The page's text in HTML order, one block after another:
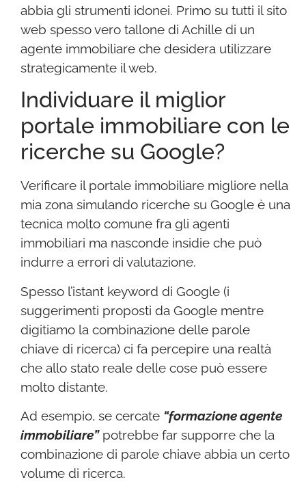
abbia gli strumenti idonei. Primo su tutti il sito
web spesso vero tallone di Achille di un
agente immobiliare che desidera utilizzare
strategicamente il web.
Individuare il miglior
portale immobiliare con le
ricerche su Google?
Verificare il portale immobiliare migliore nella
mia zona simulando ricerche su Google è una
tecnica molto comune fra gli agenti
immobiliari ma nasconde insidie che può
indurre a errori di valutazione.
Spesso l’istant keyword di Google (i
suggerimenti proposti da Google mentre
digitiamo la combinazione delle parole
chiave di ricerca) ci fa percepire una realtà
che allo stato reale delle cose può essere
molto distante.
Ad esempio, se cercate “formazione agente
immobiliare”potrebbe far supporre che la
combinazione di parole chiave abbia un certo
volume di ricerca.